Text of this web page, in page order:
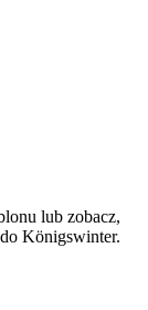
lub zobacz,
Königswinter.